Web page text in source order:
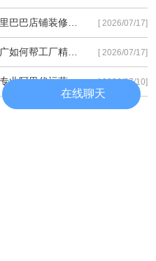
流量高转化低问题频发？营销型阿里巴巴店铺装修才是询盘破局关键！ [ 2026/07/17]
推广投钱没转化？科学网店运营推广如何帮工厂精准降本提效？ [ 2026/07/17]
阿里店铺越做越亏？缺的只是一套专业阿里代运营方案 [ 2026/07/10]
在线聊天